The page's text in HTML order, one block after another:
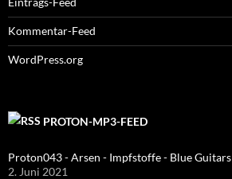
Kommentar-Feed
WordPress.org
PROTON-MP3-FEED
Proton043 - Arsen - Impfstoffe - Blue Guitars
2. Juni 2021